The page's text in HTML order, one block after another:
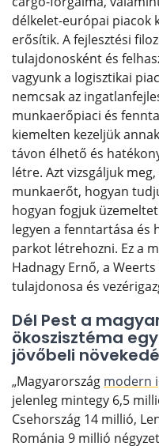
délkelet-európai piacok
erősítik. A fejlesztési
tulajdonosként és
vagyunk a logisztikai
nemcsak az
munkaerőpiaci és
kiemelten kezeljük
távon élhető és
létre. Azt vizsgáljuk
munkaerőt, hogyan
hogyan fogjuk
legyen a fenntartása és
parkot létrehozni. Ez a
Hadnagy Ernő, a
tulajdonosa és
Dél Pest a
ökoszisztéma
jövőbeli
„Magyarország modern
jelenleg mintegy 6,5
Csehország 14 millió,
Románia 9 millió